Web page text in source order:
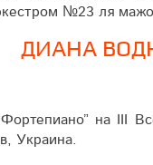
№23 ля
ДИАНА
на IІІ
Украина.